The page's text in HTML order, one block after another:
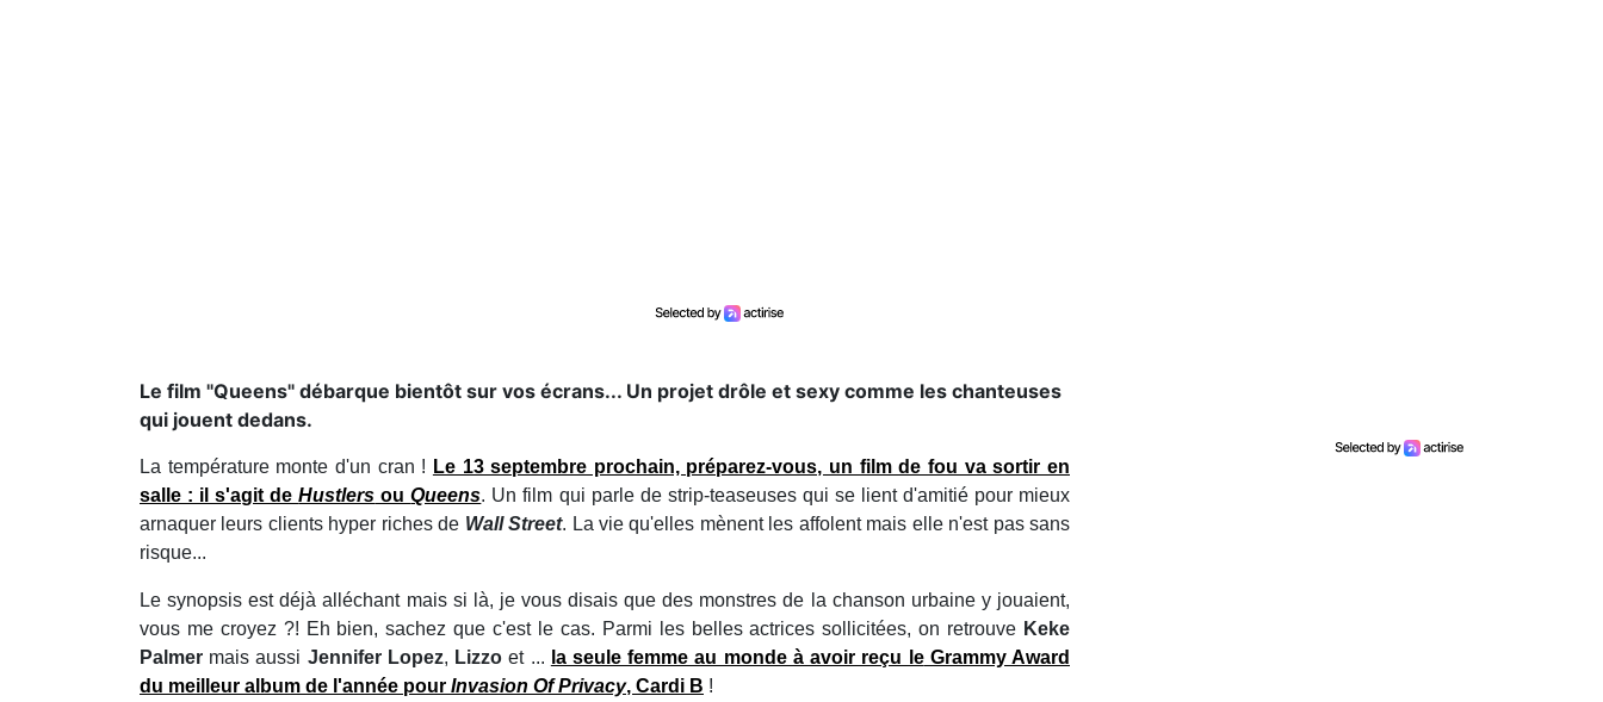
Le film "Queens" débarque bientôt sur vos écrans... Un projet drôle et sexy comme les chanteuses
qui jouent dedans.
La température monte d'un cran ! Le 13 septembre prochain, préparez-vous, un film de fou va sortir en
salle : il s'agit deHustlers ouQueens. Un film qui parle de strip-teaseuses qui se lient d'amitié pour mieux
arnaquer leurs clients hyper riches de Wall Street. La vie qu'elles mènent les affolent mais elle n'est pas sans
risque...
Le synopsis est déjà alléchant mais si là, je vous disais que des monstres de la chanson urbaine y jouaient,
vous me croyez ?! Eh bien, sachez que c'est le cas. Parmi les belles actrices sollicitées, on retrouve Keke
Palmer mais aussi Jennifer Lopez, Lizzo et ... la seule femme au monde à avoir reçu leGrammy Award
du meilleur album de l'année pour Invasion Of Privacy, Cardi B !